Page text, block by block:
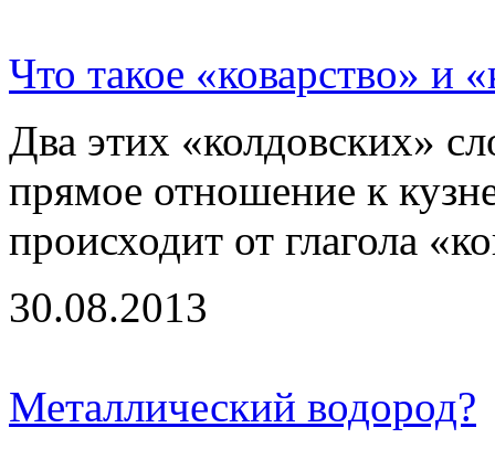
Что такое «коварство» и
Два этих «колдовских»
прямое отношение к
происходит от глагола
30.08.2013
Металлический водород?